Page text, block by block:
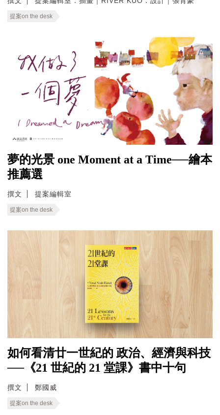
提案on the desk
夢的光景 one Moment at a Time──繪本
推薦選
撰文 提案編輯室
提案on the desk
如何看清廿一世紀的 政治、經濟與科技
──《21 世紀的 21 堂課》書中十句
撰文 鄭國威
提案on the desk